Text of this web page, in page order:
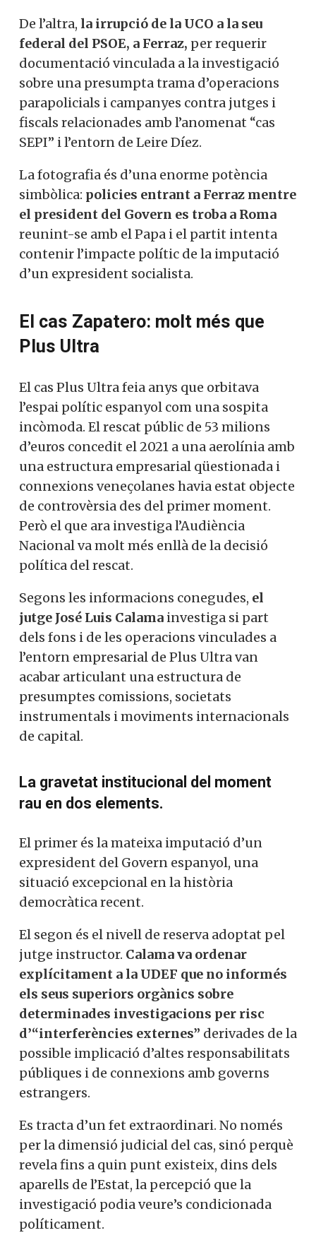
De l’altra, la irrupció de la UCO a la seu
federal del PSOE, a Ferraz, per requerir
documentació vinculada a la investigació
sobre una presumpta trama d’operacions
parapolicials i campanyes contra jutges i
fiscals relacionades amb l’anomenat “cas
SEPI” i l’entorn de Leire Díez.
La fotografia és d’una enorme potència
simbòlica: policies entrant a Ferraz mentre
el president del Govern es troba a Roma
reunint-se amb el Papa i el partit intenta
contenir l’impacte polític de la imputació
d’un expresident socialista.
El cas Zapatero: molt més que
Plus Ultra
El cas Plus Ultra feia anys que orbitava
l’espai polític espanyol com una sospita
incòmoda. El rescat públic de 53 milions
d’euros concedit el 2021 a una aerolínia amb
una estructura empresarial qüestionada i
connexions veneçolanes havia estat objecte
de controvèrsia des del primer moment.
Però el que ara investiga l’Audiència
Nacional va molt més enllà de la decisió
política del rescat.
Segons les informacions conegudes, el
jutge José Luis Calama investiga si part
dels fons i de les operacions vinculades a
l’entorn empresarial de Plus Ultra van
acabar articulant una estructura de
presumptes comissions, societats
instrumentals i moviments internacionals
de capital.
La gravetat institucional del moment
rau en dos elements.
El primer és la mateixa imputació d’un
expresident del Govern espanyol, una
situació excepcional en la història
democràtica recent.
El segon és el nivell de reserva adoptat pel
jutge instructor. Calama va ordenar
explícitament a la UDEF que no informés
els seus superiors orgànics sobre
determinades investigacions per risc
d’“interferències externes” derivades de la
possible implicació d’altes responsabilitats
públiques i de connexions amb governs
estrangers.
Es tracta d’un fet extraordinari. No només
per la dimensió judicial del cas, sinó perquè
revela fins a quin punt existeix, dins dels
aparells de l’Estat, la percepció que la
investigació podia veure’s condicionada
políticament.